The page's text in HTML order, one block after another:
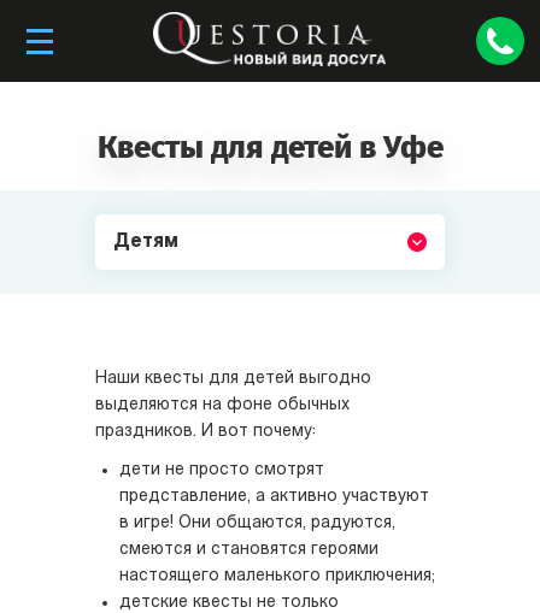
Квесты для детей в Уфе
Детям
Наши квесты для детей выгодно
выделяются на фоне обычных
праздников. И вот почему:
дети не просто смотрят
представление, а активно участвуют
в игре! Они общаются, радуются,
смеются и становятся героями
настоящего маленького приключения;
детские квесты не только